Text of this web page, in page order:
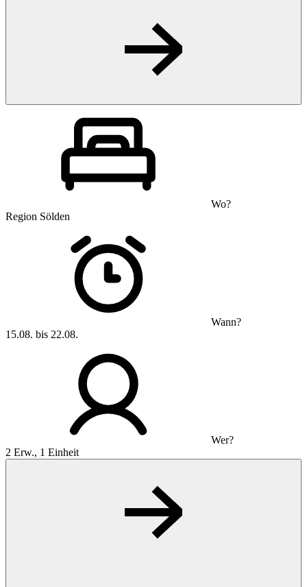
Wo?
Region Sölden
Wann?
15.08. bis 22.08.
Wer?
2 Erw., 1 Einheit